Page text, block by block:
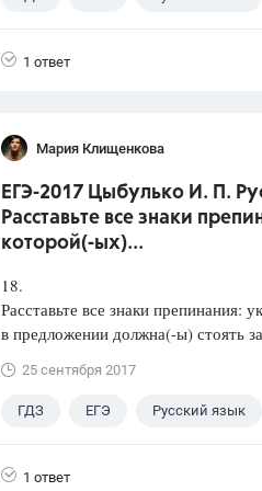
1 ответ
Мария Клищенкова
ЕГЭ-2017 Цыбулько И. П.
Расставьте все знаки
которой(-ых)...
18.
Расставьте все знаки
в предложении должна(-ы) стоять
25 сентября 2017
ГДЗ ЕГЭ Русский язык
1 ответ